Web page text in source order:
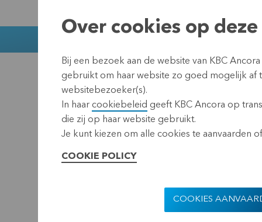
KBC Ancora Disclaimer
Over cookies op
Bij een bezoek aan de website van KBC
gebruikt om haar website zo goed mogelijk
websitebezoeker(s).
In haar cookiebeleid geeft KBC Ancora op
die zij op haar website gebruikt.
Je kunt kiezen om alle cookies te aanvaarden
COOKIE POLICY
COOKIES